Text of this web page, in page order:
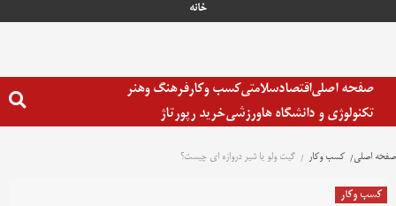
خانه
صفحه اصلیاقتصادسلامتیکسب وکارفرهنگ وهنر
تکنولوژی و دانشگاه هاورزشیخرید رپورتاژ
صفحه اصلی کسب وکار گیت ولو یا شیر دروازه ای چیست؟
کسب وکار